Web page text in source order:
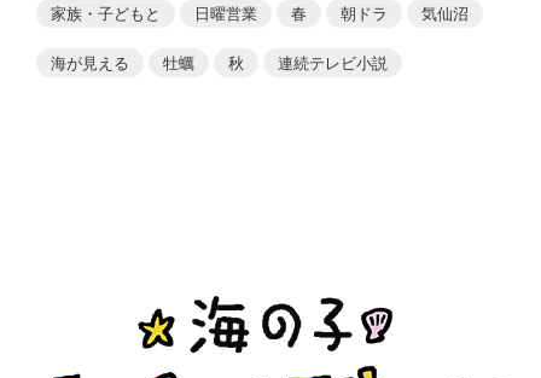
家族・子どもと 日曜営業 春 朝ドラ 気仙沼
海が見える 牡蠣 秋 連続テレビ小説